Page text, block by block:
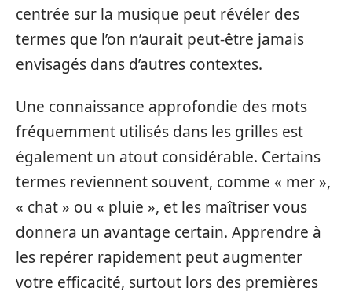
centrée sur la musique peut révéler des
termes que l’on n’aurait peut-être jamais
envisagés dans d’autres contextes.
Une connaissance approfondie des mots
fréquemment utilisés dans les grilles est
également un atout considérable. Certains
termes reviennent souvent, comme « mer »,
« chat » ou « pluie », et les maîtriser vous
donnera un avantage certain. Apprendre à
les repérer rapidement peut augmenter
votre efficacité, surtout lors des premières